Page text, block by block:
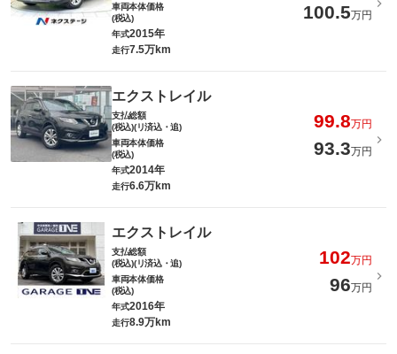
車両本体価格
(税込)
100.5万円
年式2015年
走行7.5万km
エクストレイル
支払総額
(税込)(リ済込・追)
99.8万円
車両本体価格
(税込)
93.3万円
年式2014年
走行6.6万km
エクストレイル
支払総額
(税込)(リ済込・追)
102万円
車両本体価格
(税込)
96万円
年式2016年
走行8.9万km